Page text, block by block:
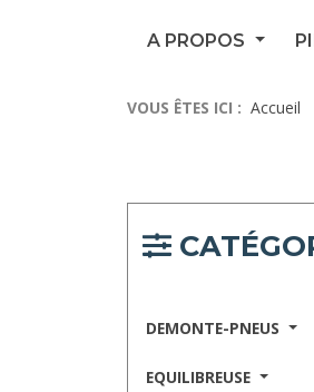
A PROPOS
VOUS ÊTES ICI : Accueil
DEMONTE-PNEUS
EQUILIBREUSE